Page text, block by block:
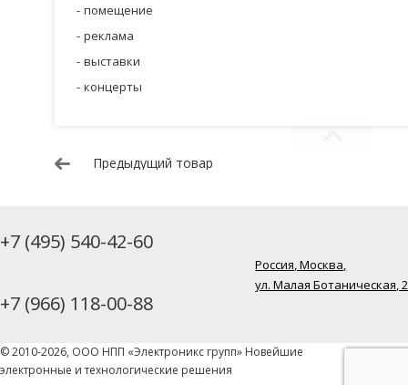
помещение
реклама
выставки
концерты
Предыдущий товар
+7 (495) 540-42-60
+7 (966) 118-00-88
Россия, Москва,
ул. Малая Ботаническая,
© 2010-2026, ООО НПП «Электроникс групп» Новейшие
электронные и технологические решения